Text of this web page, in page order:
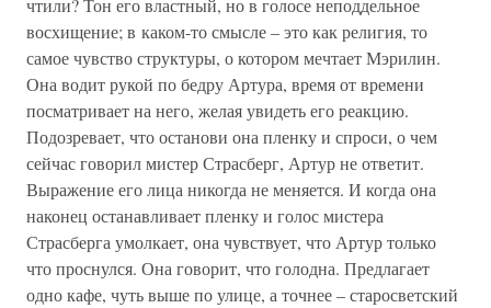
чтили? Тон его властный, но в голосе неподдельное
восхищение; в каком-то смысле – это как религия, то
самое чувство структуры, о котором мечтает Мэрилин.
Она водит рукой по бедру Артура, время от времени
посматривает на него, желая увидеть его реакцию.
Подозревает, что останови она пленку и спроси, о чем
сейчас говорил мистер Страсберг, Артур не ответит.
Выражение его лица никогда не меняется. И когда она
наконец останавливает пленку и голос мистера
Страсберга умолкает, она чувствует, что Артур только
что проснулся. Она говорит, что голодна. Предлагает
одно кафе, чуть выше по улице, а точнее – старосветский